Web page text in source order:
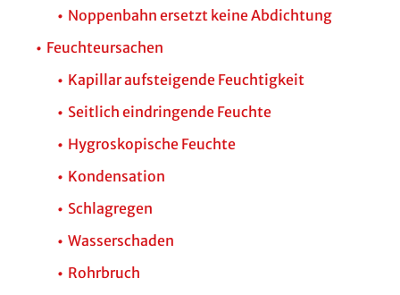
Noppenbahn ersetzt keine Abdichtung
Feuchteursachen
Kapillar aufsteigende Feuchtigkeit
Seitlich eindringende Feuchte
Hygroskopische Feuchte
Kondensation
Schlagregen
Wasserschaden
Rohrbruch